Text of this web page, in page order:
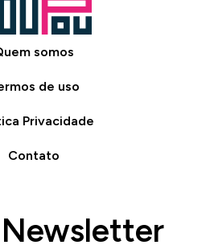
somos
de uso
Privacidade
Contato